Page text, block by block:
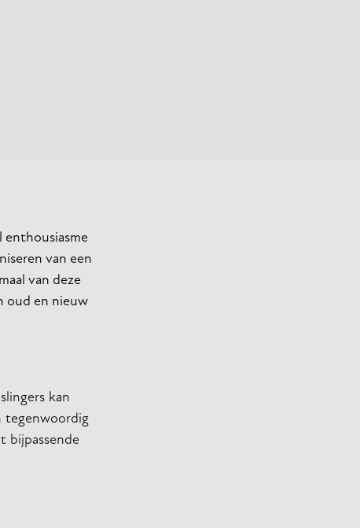
enthousiasme
van een
van deze
oud en nieuw
kan
tegenwoordig
bijpassende